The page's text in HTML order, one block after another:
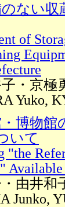
のない
of
・京極
Yuko,
・博物
いて
"the
由井和
Junko,